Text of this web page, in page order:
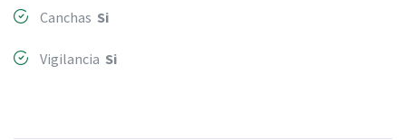
Canchas Si
Vigilancia Si